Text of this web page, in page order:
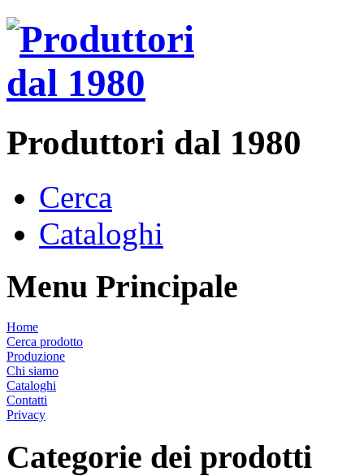
Produttori dal 1980
Cerca
Cataloghi
Menu Principale
Home
Cerca prodotto
Produzione
Chi siamo
Cataloghi
Contatti
Privacy
Categorie dei prodotti